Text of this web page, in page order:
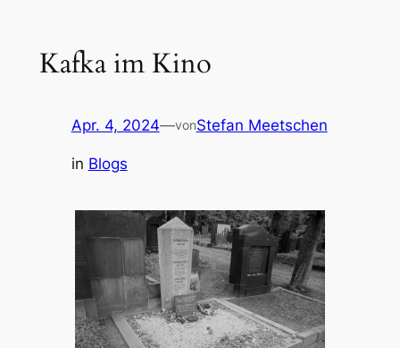
Kafka im Kino
Apr. 4, 2024—vonStefan Meetschen
in Blogs